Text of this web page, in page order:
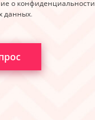
о конфиденциальности
данных.